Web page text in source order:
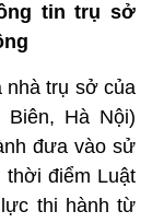
tin trụ sở
nhà trụ sở của
Biên, Hà Nội)
đưa vào sử
thời điểm Luật
thi hành từ